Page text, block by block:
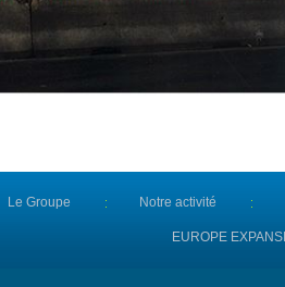
Le Groupe Notre activité
EUROPE